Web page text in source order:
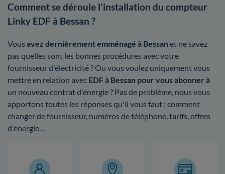
Comment se déroule l'installation du compteur
Linky EDF à Bessan ?
Vous avez dernièrement emménagé à Bessan et ne savez
pas quelles sont les bonnes procédures avec votre
fournisseur d'électricité ? Ou vous voulez uniquement vous
mettre en relation avec EDF à Bessan pour vous abonner à
un nouveau contrat d'énergie ? Pas de problème, nous vous
apportons toutes les réponses qu'il vous faut : comment
changer de fournisseur, numéros de téléphone, tarifs, offres
d'énergie…